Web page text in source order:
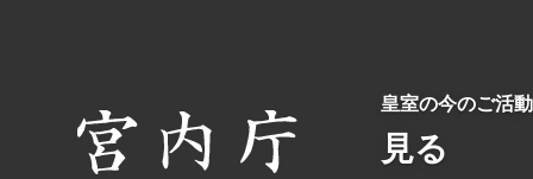
皇室の今のご活
見る